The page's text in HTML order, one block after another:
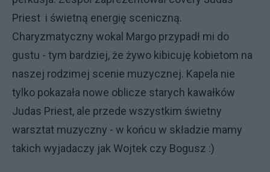
Priest i świetną energię sceniczną.
Charyzmatyczny wokal Margo przypadł mi do
gustu - tym bardziej, że żywo kibicuję kobietom na
naszej rodzimej scenie muzycznej. Kapela nie
tylko pokazała nowe oblicze starych kawałków
Judas Priest, ale przede wszystkim świetny
warsztat muzyczny - w końcu w składzie mamy
takich wyjadaczy jak Wojtek czy Bogusz :)